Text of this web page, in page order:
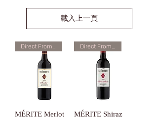
載入上一頁
Direct From Winery
MÉRITE Merlot
Direct From Winery
MÉRITE Shiraz